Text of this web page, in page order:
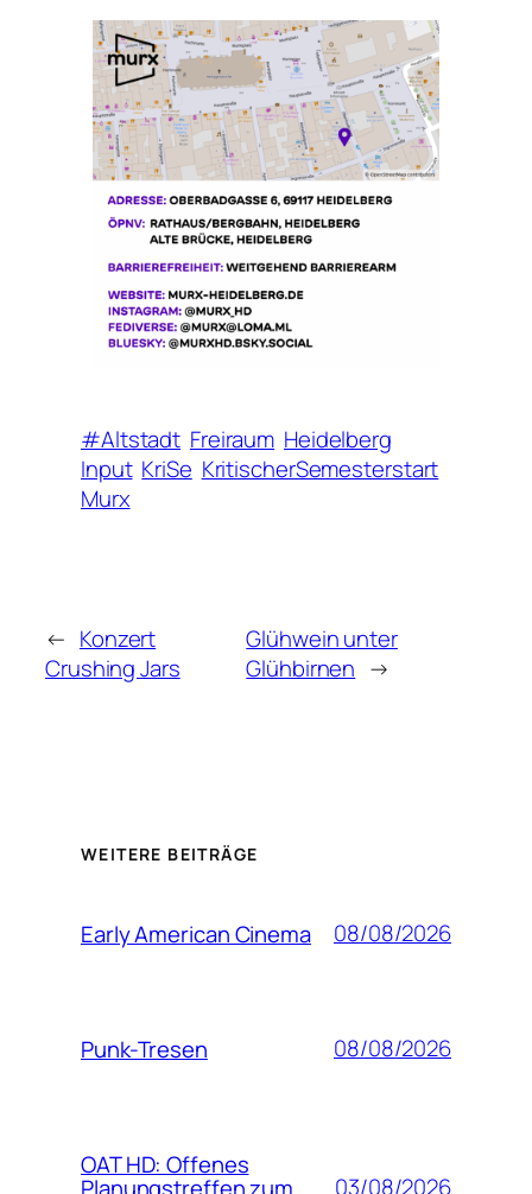
#Altstadt Freiraum Heidelberg
Input KriSe KritischerSemesterstart
Murx
← Konzert
Crushing Jars
Glühwein unter
Glühbirnen →
WEITERE BEITRÄGE
Early American Cinema 08/08/2026
Punk-Tresen 08/08/2026
OAT HD: Offenes
03/08/2026